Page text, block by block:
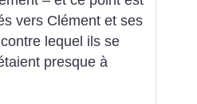
vers Clément et ses
lequel ils se
presque à